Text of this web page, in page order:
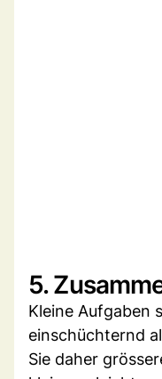
5.
Kleine Aufgaben
einschüchternd
Sie daher